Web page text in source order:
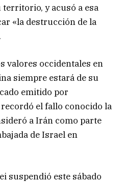
y acusó a esa
«la destrucción de la
valores occidentales en
siempre estará de su
emitido por
el fallo conocido la
a Irán como parte
de Israel en
suspendió este sábado